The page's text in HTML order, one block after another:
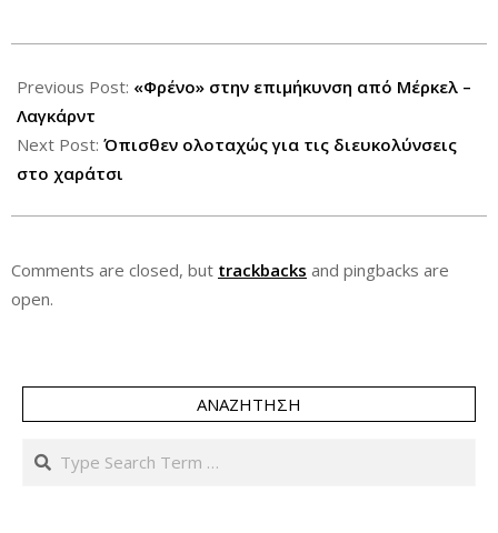
07-
14
Previous Post: «Φρένο» στην επιμήκυνση από Μέρκελ –
Λαγκάρντ
Next Post: Όπισθεν ολοταχώς για τις διευκολύνσεις
στο χαράτσι
Comments are closed, but trackbacks and pingbacks are
open.
ΑΝΑΖΉΤΗΣΗ
Search